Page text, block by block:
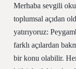
Merhaba sevgili
toplumsal açıdan
yatırıyoruz:
farklı açılardan
bir konu olabilir.